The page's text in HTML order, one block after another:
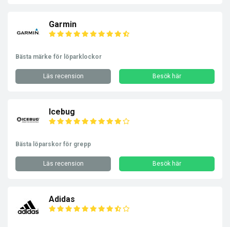
Garmin
Bästa märke för löparklockor
Läs recension Besök här
Icebug
Bästa löparskor för grepp
Läs recension Besök här
Adidas